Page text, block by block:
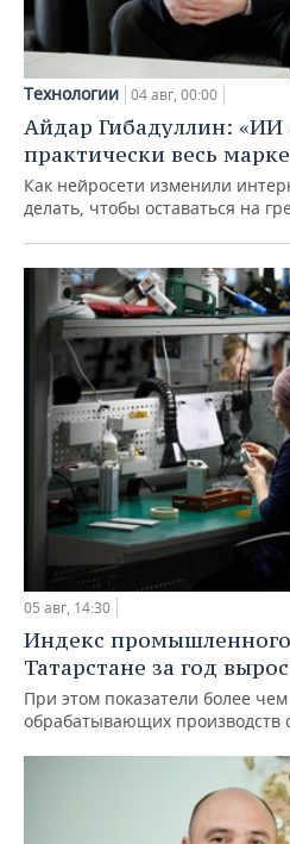
Технологии 04 авг, 00:00
Айдар Гибадуллин: «ИИ
практически весь
Как нейросети изменили
делать, чтобы оставаться на
05 авг, 14:30
Индекс промышленного
Татарстане за год
При этом показатели более
обрабатывающих производств